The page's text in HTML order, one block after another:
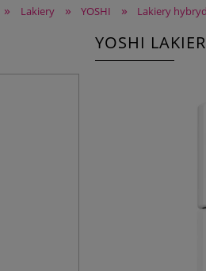
» Lakiery » YOSHI » Lakiery
YOSHI